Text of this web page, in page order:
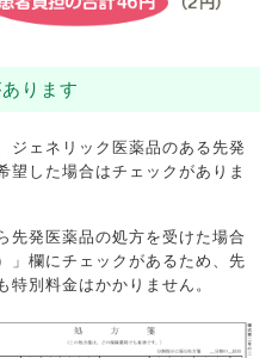
ります
ジェネリック医薬品のある先発
望した場合はチェックがありま
先発医薬品の処方を受けた場合
」欄にチェックがあるため、先
別料金はかかりません。